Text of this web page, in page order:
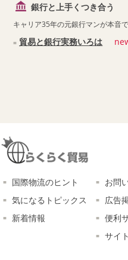
銀行と上手くつき合う
キャリア35年の元銀行マンが本音
貿易と銀行実務いろは
国際物流のヒント
気になるトピックス
新着情報
お問
広告
便利
サイ